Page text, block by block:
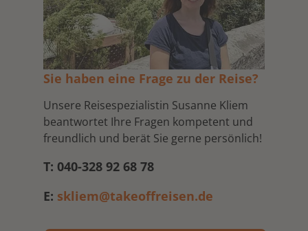
Sie haben eine Frage zu der Reise?
Unsere Reisespezialistin Susanne Kliem
beantwortet Ihre Fragen kompetent und
freundlich und berät Sie gerne persönlich!
T: 040-328 92 68 78
E: skliem@takeoffreisen.de